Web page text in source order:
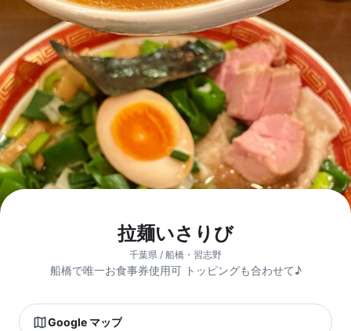
拉麺いさりび
千葉県 / 船橋・習志野
船橋で唯一お食事券使用可 トッピングも合わせて♪
Google マップ